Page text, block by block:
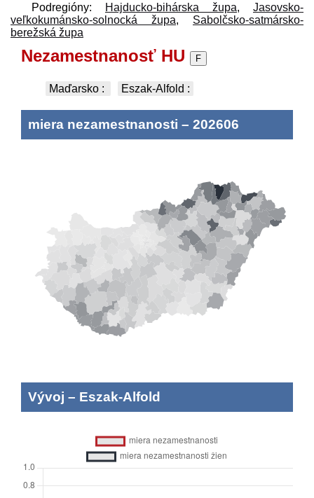
Podregióny:
Hajducko-bihárska župa, Jasovsko-
veľkokumánsko-solnocká župa, Sabolčsko-satmársko-
berežská župa
Nezamestnanosť HU F
Maďarsko : Eszak-Alfold :
miera nezamestnanosti – 202606
Vývoj – Eszak-Alfold